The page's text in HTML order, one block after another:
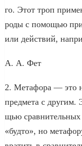
го. Этот троп
ро­ды с помо­щью
или дей­ствий,
А. А. Фет
2. Метафора — это
пред­ме­та с дру­гим.
щью срав­ни­тель­ных
«буд­то», но